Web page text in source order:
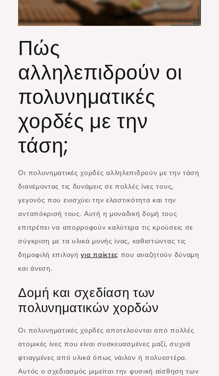
Πώς
αλληλεπιδρούν οι
πολυνηματικές
χορδές με την
τάση;
Οι πολυνηματικές χορδές αλληλεπιδρούν με την τάση
διανέμοντας τις δυνάμεις σε πολλές ίνες τους,
γεγονός που ενισχύει την ελαστικότητα και την
ανταπόκρισή τους. Αυτή η μοναδική δομή τους
επιτρέπει να απορροφούν καλύτερα τις κρούσεις σε
σύγκριση με τα υλικά μονής ίνας, καθιστώντας τις
δημοφιλή επιλογήγια παίκτες που αναζητούν δύναμη
και άνεση.
Δομή και σχεδίαση των
πολυνηματικών χορδών
Οι πολυνηματικές χορδές αποτελούνται από πολλές
ατομικές ίνες που είναι συσκευασμένες μαζί, συχνά
φτιαγμένες από υλικά όπως νάιλον ή πολυεστέρα.
Αυτός ο σχεδιασμός μιμείται την φυσική αίσθηση των